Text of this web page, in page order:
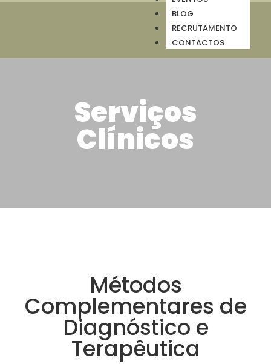
BLOG
RECRUTAMENTO
CONTACTOS
Serviços
Clínicos
Métodos
Complementares de
Diagnóstico e
Terapêutica